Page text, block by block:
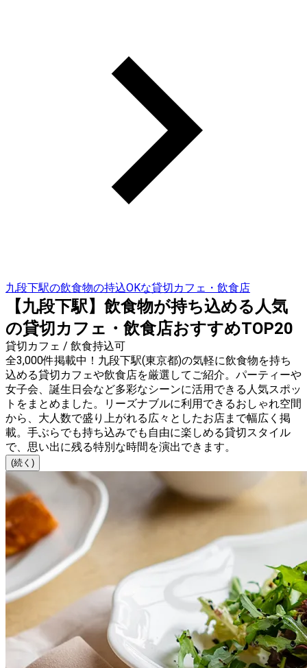
九段下駅の飲食物の持込OKな貸切カフェ・飲食店
【九段下駅】飲食物が持ち込める人気
の貸切カフェ・飲食店おすすめTOP20
貸切カフェ / 飲食持込可
全3,000件掲載中！九段下駅(東京都)の気軽に飲食物を持ち
込める貸切カフェや飲食店を厳選してご紹介。パーティーや
女子会、誕生日会など多彩なシーンに活用できる人気スポッ
トをまとめました。リーズナブルに利用できるおしゃれ空間
から、大人数で盛り上がれる広々としたお店まで幅広く掲
載。手ぶらでも持ち込みでも自由に楽しめる貸切スタイル
で、思い出に残る特別な時間を演出できます。
(続く)